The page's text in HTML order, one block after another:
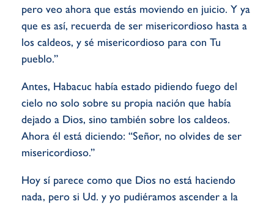
pero veo ahora que estás moviendo en juicio. Y ya
que es así, recuerda de ser misericordioso hasta a
los caldeos, y sé misericordioso para con Tu
pueblo.”
Antes, Habacuc había estado pidiendo fuego del
cielo no solo sobre su propia nación que había
dejado a Dios, sino también sobre los caldeos.
Ahora él está diciendo: “Señor, no olvides de ser
misericordioso.”
Hoy sí parece como que Dios no está haciendo
nada, pero si Ud. y yo pudiéramos ascender a la